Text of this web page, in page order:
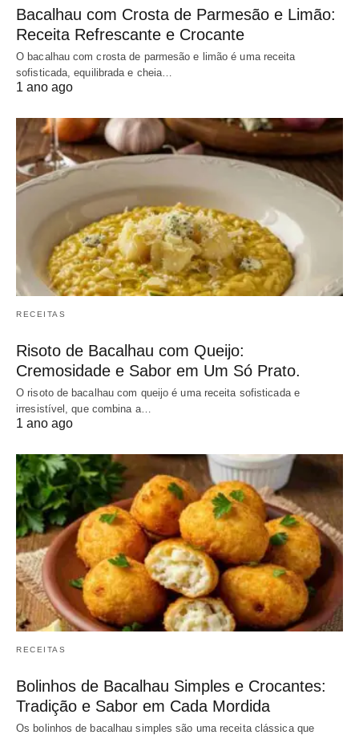
Bacalhau com Crosta de Parmesão e Limão:
Receita Refrescante e Crocante
O bacalhau com crosta de parmesão e limão é uma receita
sofisticada, equilibrada e cheia…
1 ano ago
RECEITAS
Risoto de Bacalhau com Queijo:
Cremosidade e Sabor em Um Só Prato.
O risoto de bacalhau com queijo é uma receita sofisticada e
irresistível, que combina a…
1 ano ago
RECEITAS
Bolinhos de Bacalhau Simples e Crocantes:
Tradição e Sabor em Cada Mordida
Os bolinhos de bacalhau simples são uma receita clássica que